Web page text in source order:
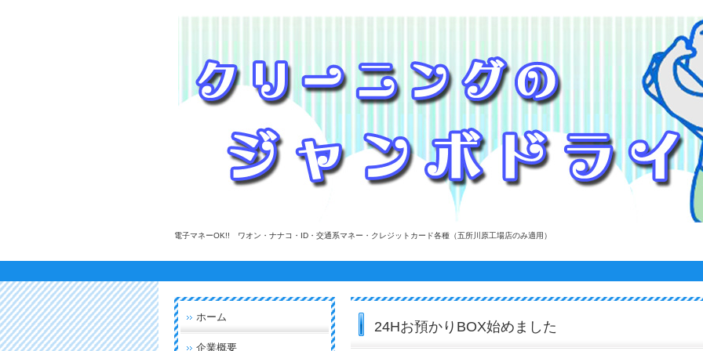
電子マネーOK!! ワオン・ナナコ・ID・交通系マネー・クレジットカード各種（五所川原工場店のみ適用）
24Hお預かりBOX始めました
ホーム
企業概要